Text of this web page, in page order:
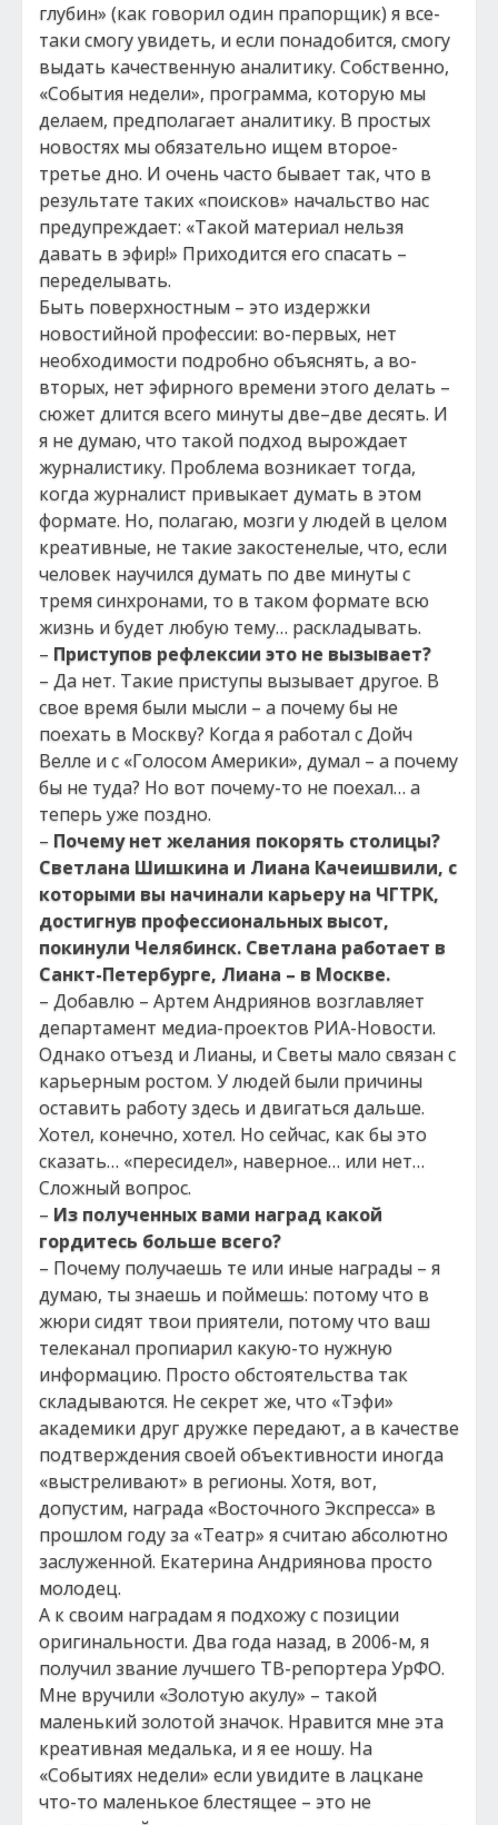
глубин» (как говорил один прапорщик) я все-
таки смогу увидеть, и если понадобится, смогу
выдать качественную аналитику. Собственно,
«События недели», программа, которую мы
делаем, предполагает аналитику. В простых
новостях мы обязательно ищем второе-
третье дно. И очень часто бывает так, что в
результате таких «поисков» начальство нас
предупреждает: «Такой материал нельзя
давать в эфир!» Приходится его спасать –
переделывать.
Быть поверхностным – это издержки
новостийной профессии: во-первых, нет
необходимости подробно объяснять, а во-
вторых, нет эфирного времени этого делать –
сюжет длится всего минуты две–две десять. И
я не думаю, что такой подход вырождает
журналистику. Проблема возникает тогда,
когда журналист привыкает думать в этом
формате. Но, полагаю, мозги у людей в целом
креативные, не такие закостенелые, что, если
человек научился думать по две минуты с
тремя синхронами, то в таком формате всю
жизнь и будет любую тему… раскладывать.
– Приступов рефлексии это не вызывает?
– Да нет. Такие приступы вызывает другое. В
свое время были мысли – а почему бы не
поехать в Москву? Когда я работал с Дойч
Велле и с «Голосом Америки», думал – а почему
бы не туда? Но вот почему-то не поехал… а
теперь уже поздно.
– Почему нет желания покорять столицы?
Светлана Шишкина и Лиана Качеишвили, с
которыми вы начинали карьеру на ЧГТРК,
достигнув профессиональных высот,
покинули Челябинск. Светлана работает в
Санкт-Петербурге, Лиана – в Москве.
– Добавлю – Артем Андриянов возглавляет
департамент медиа-проектов РИА-Новости.
Однако отъезд и Лианы, и Светы мало связан с
карьерным ростом. У людей были причины
оставить работу здесь и двигаться дальше.
Хотел, конечно, хотел. Но сейчас, как бы это
сказать… «пересидел», наверное… или нет…
Сложный вопрос.
– Из полученных вами наград какой
гордитесь больше всего?
– Почему получаешь те или иные награды – я
думаю, ты знаешь и поймешь: потому что в
жюри сидят твои приятели, потому что ваш
телеканал пропиарил какую-то нужную
информацию. Просто обстоятельства так
складываются. Не секрет же, что «Тэфи»
академики друг дружке передают, а в качестве
подтверждения своей объективности иногда
«выстреливают» в регионы. Хотя, вот,
допустим, награда «Восточного Экспресса» в
прошлом году за «Театр» я считаю абсолютно
заслуженной. Екатерина Андриянова просто
молодец.
А к своим наградам я подхожу с позиции
оригинальности. Два года назад, в 2006-м, я
получил звание лучшего ТВ-репортера УрФО.
Мне вручили «Золотую акулу» – такой
маленький золотой значок. Нравится мне эта
креативная медалька, и я ее ношу. На
«Событиях недели» если увидите в лацкане
что-то маленькое блестящее – это не